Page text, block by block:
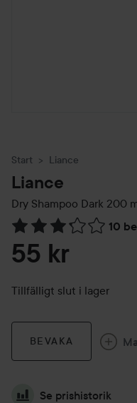
Start Liance
Liance
Dry Shampoo Dark 200
10
Hoppa till Betyg &
55 kr
Tillfälligt slut i lager
BEVAKA
Se prishistorik